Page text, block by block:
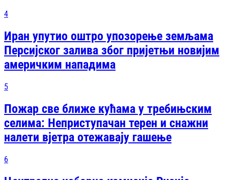
4
Иран упутио оштро упозорење земљама
Персијског залива због пријетњи новијим
америчким нападима
5
Пожар све ближе кућама у требињским
селима: Неприступачан терен и снажни
налети вјетра отежавају гашење
6